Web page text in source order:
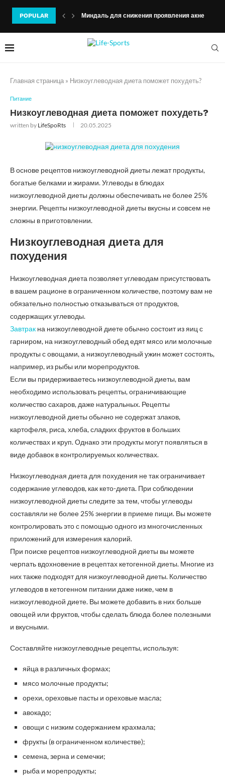
POPULAR Миндаль для снижения проявления акне
Главная страница » Низкоуглеводная диета поможет похудеть?
Питание
Низкоуглеводная диета поможет похудеть?
written by LifeSpoRts 20.05.2025
В основе рецептов низкоуглеводной диеты лежат продукты,
богатые белками и жирами. Углеводы в блюдах
низкоуглеводной диеты должны обеспечивать не более 25%
энергии. Рецепты низкоуглеводной диеты вкусны и совсем не
сложны в приготовлении.
Низкоуглеводная диета для
похудения
Низкоуглеводная диета позволяет углеводам присутствовать
в вашем рационе в ограниченном количестве, поэтому вам не
обязательно полностью отказываться от продуктов,
содержащих углеводы.
Завтрак на низкоуглеводной диете обычно состоит из яиц с
гарниром, на низкоуглеводный обед едят мясо или молочные
продукты с овощами, а низкоуглеводный ужин может состоять,
например, из рыбы или морепродуктов.
Если вы придерживаетесь низкоуглеводной диеты, вам
необходимо использовать рецепты, ограничивающие
количество сахаров, даже натуральных. Рецепты
низкоуглеводной диеты обычно не содержат злаков,
картофеля, риса, хлеба, сладких фруктов в больших
количествах и круп. Однако эти продукты могут появляться в
виде добавок в контролируемых количествах.
Низкоуглеводная диета для похудения не так ограничивает
содержание углеводов, как кето-диета. При соблюдении
низкоуглеводной диеты следите за тем, чтобы углеводы
составляли не более 25% энергии в приеме пищи. Вы можете
контролировать это с помощью одного из многочисленных
приложений для измерения калорий.
При поиске рецептов низкоуглеводной диеты вы можете
черпать вдохновение в рецептах кетогенной диеты. Многие из
них также подходят для низкоуглеводной диеты. Количество
углеводов в кетогенном питании даже ниже, чем в
низкоуглеводной диете. Вы можете добавить в них больше
овощей или фруктов, чтобы сделать блюда более полезными
и вкусными.
Составляйте низкоуглеводные рецепты, используя:
яйца в различных формах;
мясо молочные продукты;
орехи, ореховые пасты и ореховые масла;
авокадо;
овощи с низким содержанием крахмала;
фрукты (в ограниченном количестве);
семена, зерна и семечки;
рыба и морепродукты;